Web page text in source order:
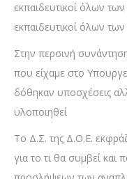
εκπαιδευτικοί όλων
εκπαιδευτικοί όλων
Στην περσινή
που είχαμε στο
δόθηκαν υποσχέσεις
υλοποιηθεί
Το Δ.Σ. της Δ.Ο.Ε.
για το τι θα συμβεί και